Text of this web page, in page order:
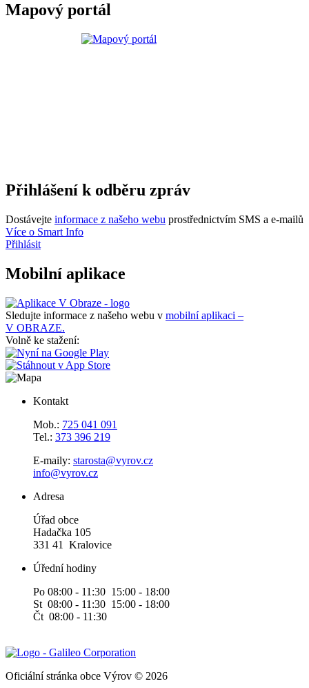
Mapový portál
Přihlášení k odběru zpráv
Dostávejte informace z našeho webu prostřednictvím SMS a e-mailů
Více o Smart Info
Přihlásit
Mobilní aplikace
Sledujte informace z našeho webu v mobilní aplikaci –
V OBRAZE.
Volně ke stažení:
Kontakt
Mob.: 725 041 091
Tel.: 373 396 219
E-maily: starosta@vyrov.cz
info@vyrov.cz
Adresa
Úřad obce
Hadačka 105
331 41 Kralovice
Úřední hodiny
Po 08:00 - 11:30 15:00 - 18:00
St 08:00 - 11:30 15:00 - 18:00
Čt 08:00 - 11:30
Oficiální stránka obce Výrov © 2026